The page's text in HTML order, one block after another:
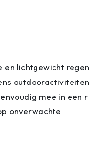
en lichtgewicht
mee in een
onverwachte